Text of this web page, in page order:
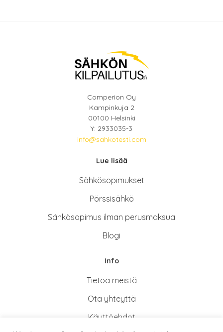
Comperion Oy
Kampinkuja 2
00100 Helsinki
Y: 2933035-3
info@sahkotesti.com
Lue lisää
Sähkösopimukset
Pörssisähkö
Sähkösopimus ilman perusmaksua
Blogi
Info
Tietoa meistä
Ota yhteyttä
Käyttöehdot